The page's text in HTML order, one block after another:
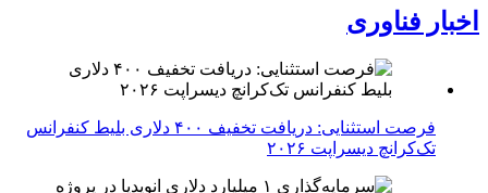
اخبار فناوری
فرصت استثنایی: دریافت تخفیف ۴۰۰ دلاری بلیط کنفرانس
تک‌کرانچ دیسراپت ۲۰۲۶